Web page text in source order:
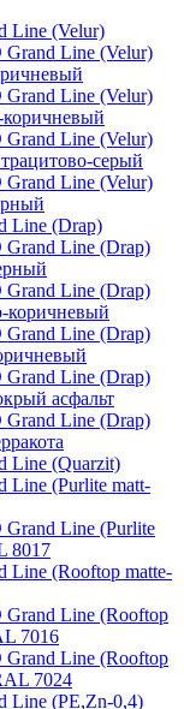
Line (Velur)
Line (Velur)
Line (Velur)
Line (Velur)
серый
Line (Velur)
Line (Drap)
Line (Drap)
Line (Drap)
коричневый
Line (Drap)
Line (Drap)
асфальт
Line (Drap)
Line (Quarzit)
Line (Purlite matt-
Line (Purlite
8017
Line (Rooftop matte-
Line (Rooftop
7016
Line (Rooftop
7024
Line (PE,Zn-0,4)